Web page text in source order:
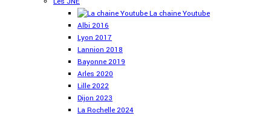
La chaine Youtube
Albi 2016
Lyon 2017
Lannion 2018
Bayonne 2019
Arles 2020
Lille 2022
Dijon 2023
La Rochelle 2024